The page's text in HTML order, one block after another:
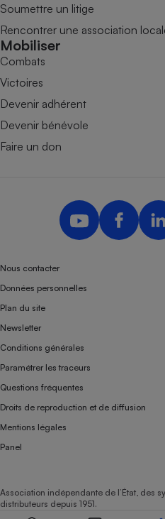
Soumettre un litige
Rencontrer une association
Mobiliser
Combats
Victoires
Devenir adhérent
Devenir bénévole
Faire un don
Nous contacter
Données personnelles
Plan du site
Newsletter
Conditions générales
Paramétrer les traceurs
Questions fréquentes
Droits de reproduction et de diffusion
Mentions légales
Panel
Association indépendante de l’État, des
distributeurs depuis 1951.